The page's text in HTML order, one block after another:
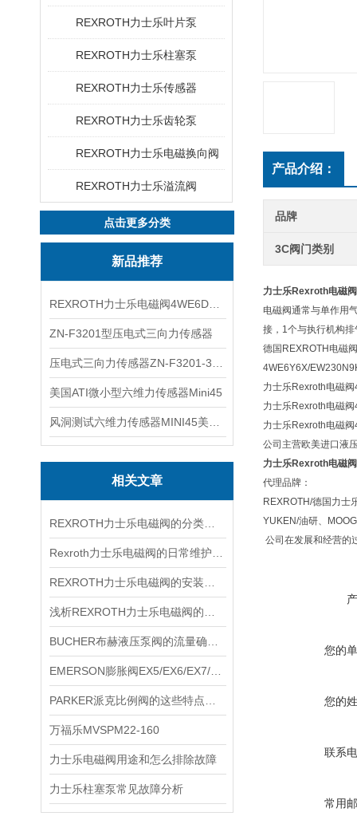
REXROTH力士乐叶片泵
REXROTH力士乐柱塞泵
REXROTH力士乐传感器
REXROTH力士乐齿轮泵
REXROTH力士乐电磁换向阀
REXROTH力士乐溢流阀
点击更多分类
新品推荐
ZN-F3201型压电式三向力传感器
美国ATI微小型六维力传感器Mini45
相关文章
万福乐MVSPM22-160
力士乐电磁阀用途和怎么排除故障
力士乐柱塞泵常见故障分析
产品介绍：
品牌
3C阀门类别
力士乐Rexroth电磁
电磁阀通常与单作用
接，1个与执行机构
德国REXROTH电磁阀
4WE6Y6X/
力士乐Rexroth电磁
力士乐Rexroth电磁
力士乐Rexroth电磁
公司主营欧美进口液
力士乐Rexroth电磁
代理品牌：
REXROTH/德国力士
YUKEN/油研、
公司在发展和经营的
您的
您的
联系
常用